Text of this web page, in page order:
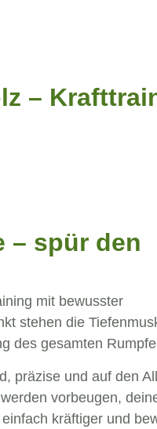
–
– spür den
mit bewusster
stehen die
des gesamten
präzise und auf den
vorbeugen,
kräftiger und